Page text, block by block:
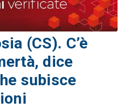
(CS). C’è
dice
subisce